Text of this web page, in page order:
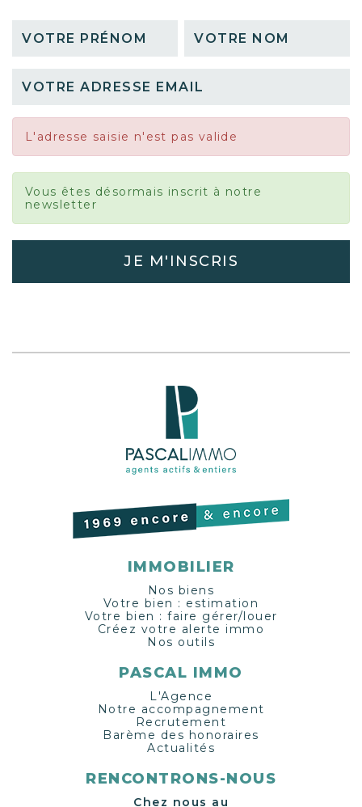
L'adresse saisie n'est pas valide
Vous êtes désormais inscrit à notre
newsletter
JE M'INSCRIS
IMMOBILIER
Nos biens
Votre bien : estimation
Votre bien : faire gérer/louer
Créez votre alerte immo
Nos outils
PASCAL IMMO
L'Agence
Notre accompagnement
Recrutement
Barème des honoraires
Actualités
RENCONTRONS-NOUS
Chez nous au